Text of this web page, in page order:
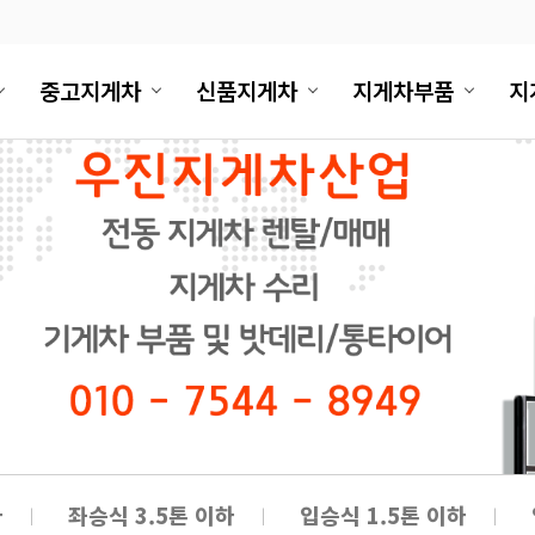
중고지게차 신품지게차 지게차부품
좌승식 3.5톤 이하 입승식 1.5톤 이하